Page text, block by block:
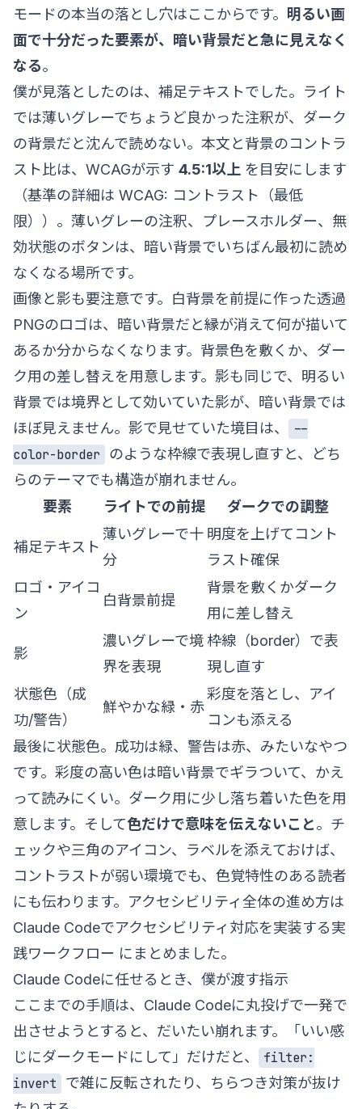
モードの本当の落とし穴はここからです。 明るい画
面で十分だった要素が、暗い背景だと急に見えなく
なる。
僕が見落としたのは、補足テキストでした。ライト
では薄いグレーでちょうど良かった注釈が、ダーク
の背景だと沈んで読めない。本文と背景のコントラ
スト比は、WCAGが示す 4.5:1以上 を目安にします
（基準の詳細は WCAG: コントラスト（最低
限） ）。薄いグレーの注釈、プレースホルダー、無
効状態のボタンは、暗い背景でいちばん最初に読め
なくなる場所です。
画像と影も要注意です。白背景を前提に作った透過
PNGのロゴは、暗い背景だと縁が消えて何が描いて
あるか分からなくなります。背景色を敷くか、ダー
ク用の差し替えを用意します。影も同じで、明るい
背景では境界として効いていた影が、暗い背景では
ほぼ見えません。影で見せていた境目は、
--
color-border
のような枠線で表現し直すと、どち
らのテーマでも構造が崩れません。
要素
ライトでの前提 ダークでの調整
補足テキスト
薄いグレーで十
分
明度を上げてコント
ラスト確保
ロゴ・アイコ
ン
白背景前提
背景を敷くかダーク
用に差し替え
影
濃いグレーで境
界を表現
枠線（border）で表
現し直す
状態色（成
功/警告）
鮮やかな緑・赤
彩度を落とし、アイ
コンも添える
最後に状態色。成功は緑、警告は赤、みたいなやつ
です。彩度の高い色は暗い背景でギラついて、かえ
って読みにくい。ダーク用に少し落ち着いた色を用
意します。そして色だけで意味を伝えないこと。チ
ェックや三角のアイコン、ラベルを添えておけば、
コントラストが弱い環境でも、色覚特性のある読者
にも伝わります。アクセシビリティ全体の進め方は
Claude Codeでアクセシビリティ対応を実装する実
践ワークフロー にまとめました。
Claude Codeに任せるとき、僕が渡す指示
ここまでの手順は、Claude Codeに丸投げで一発で
出させようとすると、だいたい崩れます。「いい感
じにダークモードにして」だけだと、
filter:
invert
で雑に反転されたり、ちらつき対策が抜け